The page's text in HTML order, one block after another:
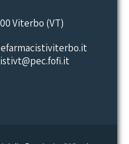
Viterbo (VT)